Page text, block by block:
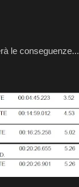
le conseguenze...